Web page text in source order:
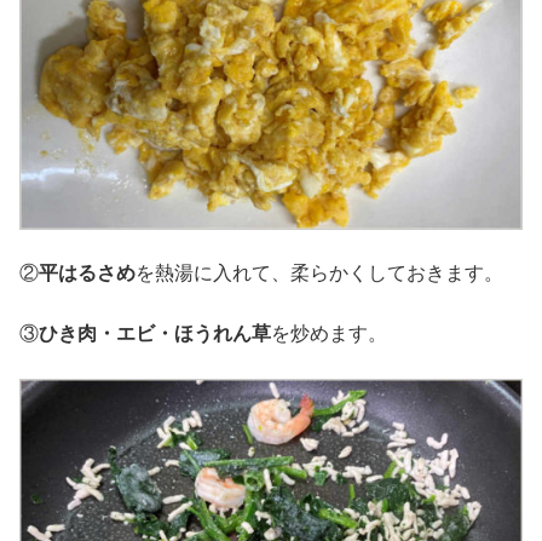
②平はるさめを熱湯に入れて、柔らかくしておきます。
③ひき肉・エビ・ほうれん草を炒めます。